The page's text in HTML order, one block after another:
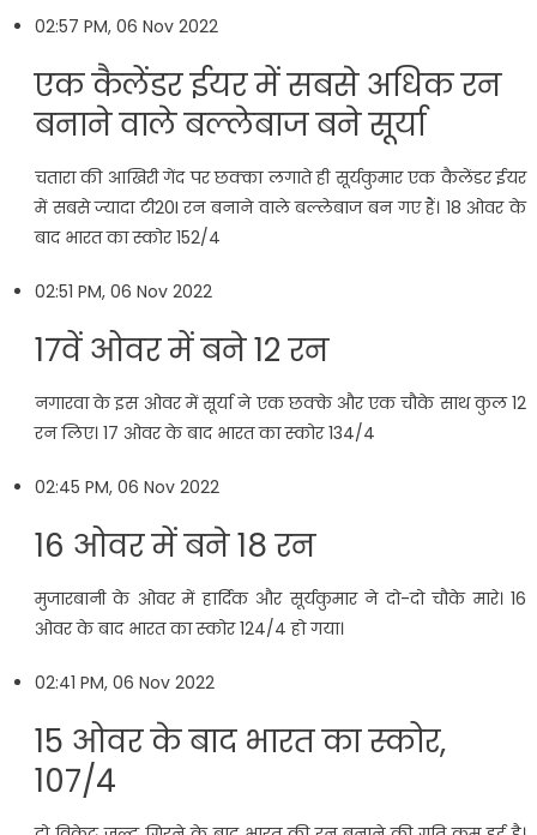
02:57 PM, 06 Nov 2022
एक कैलेंडर ईयर में सबसे अधिक रन
बनाने वाले बल्लेबाज बने सूर्या
चतारा की आखिरी गेंद पर छक्का लगाते ही सूर्यकुमार एक कैलेंडर ईयर
में सबसे ज्यादा टी20I रन बनाने वाले बल्लेबाज बन गए हैं। 18 ओवर के
बाद भारत का स्कोर 152/4
02:51 PM, 06 Nov 2022
17वें ओवर में बने 12 रन
नगारवा के इस ओवर में सूर्या ने एक छक्के और एक चौके साथ कुल 12
रन लिए। 17 ओवर के बाद भारत का स्कोर 134/4
02:45 PM, 06 Nov 2022
16 ओवर में बने 18 रन
मुजारबानी के ओवर में हार्दिक और सूर्यकुमार ने दो-दो चौके मारे। 16
ओवर के बाद भारत का स्कोर 124/4 हो गया।
02:41 PM, 06 Nov 2022
15 ओवर के बाद भारत का स्कोर,
107/4